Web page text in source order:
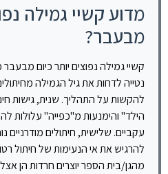
מדוע קשיי גמילה
מבעבר?
קשיי גמילה נפוצים יותר כיום
נטייה לדחות את גיל הגמילה
להקשות על התהליך. שנית, גישות
הילד" והימנעות מ"כפייה" עלולות
עקביים. שלישית, חיתולים מודרניים
להרגיש את אי הנעימות של חיתול
מהגן/בית הספר יוצרים חרדות הן